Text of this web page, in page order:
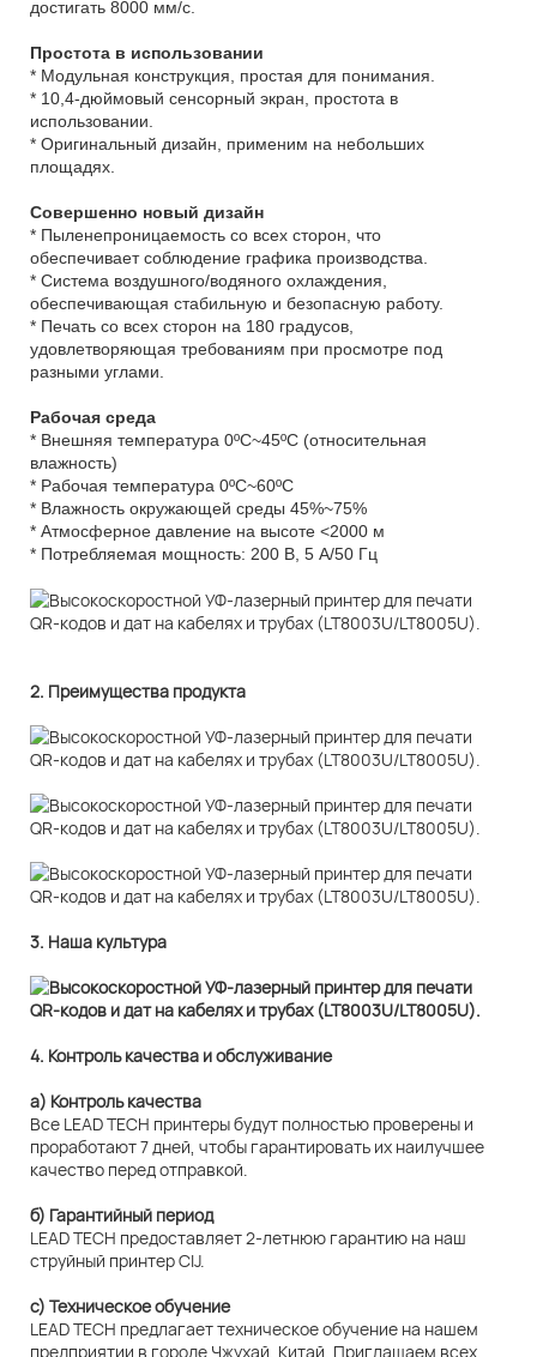
достигать 8000 мм/с.
Простота в использовании
* Модульная конструкция, простая для понимания.
* 10,4-дюймовый сенсорный экран, простота в
использовании.
* Оригинальный дизайн, применим на небольших
площадях.
Совершенно новый дизайн
* Пыленепроницаемость со всех сторон, что
обеспечивает соблюдение графика производства.
* Система воздушного/водяного охлаждения,
обеспечивающая стабильную и безопасную работу.
* Печать со всех сторон на 180 градусов,
удовлетворяющая требованиям при просмотре под
разными углами.
Рабочая среда
* Внешняя температура 0ºC~45ºC (относительная
влажность)
* Рабочая температура 0ºC~60ºC
* Влажность окружающей среды 45%~75%
* Атмосферное давление на высоте <2000 м
* Потребляемая мощность: 200 В, 5 А/50 Гц
2. Преимущества продукта
3. Наша культура
4. Контроль качества и обслуживание
а) Контроль качества
Все LEAD TECH принтеры будут полностью проверены и
проработают 7 дней, чтобы гарантировать их наилучшее
качество перед отправкой.
б) Гарантийный период
LEAD TECH предоставляет 2-летнюю гарантию на наш
струйный принтер CIJ.
c) Техническое обучение
LEAD TECH предлагает техническое обучение на нашем
предприятии в городе Чжухай, Китай. Приглашаем всех,